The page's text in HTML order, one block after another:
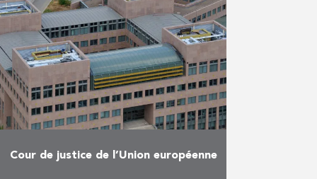
communale de Morialmé.
En savoir plus
Cour de justice de l’Union européenne